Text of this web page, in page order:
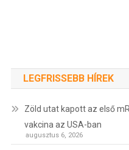
LEGFRISSEBB HÍREK
Zöld utat kapott az első
vakcina az USA-ban
augusztus 6, 2026